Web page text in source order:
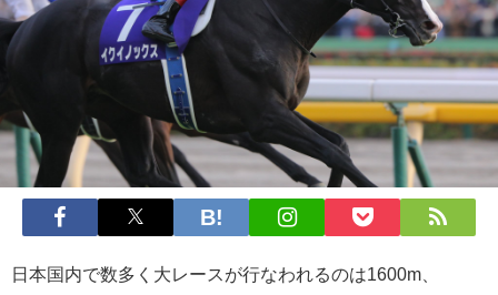
日本国内で数多く大レースが行なわれるのは1600m、